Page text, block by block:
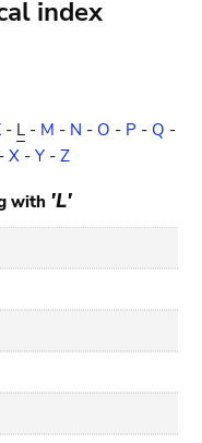
index
- L- M - N - O - P - Q -
- X - Y - Z
with 'L'